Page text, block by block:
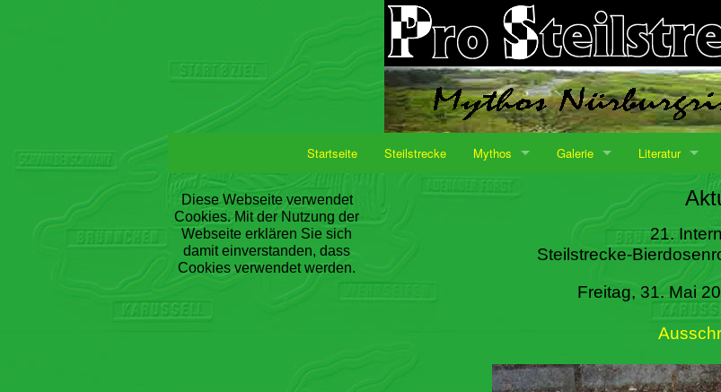
Startseite Steilstrecke Mythos Galerie Literatur
Diese Webseite verwendet
Cookies. Mit der Nutzung der
Webseite erklären Sie sich
damit einverstanden, dass
Cookies verwendet werden.
21.
Steilstrecke-
Freitag, 31. Mai